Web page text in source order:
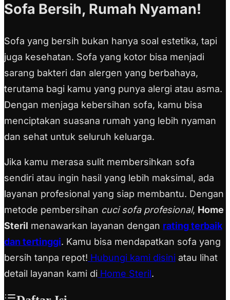
Sofa Bersih, Rumah Nyaman!
Sofa yang bersih bukan hanya soal estetika, tapi
juga kesehatan. Sofa yang kotor bisa menjadi
sarang bakteri dan alergen yang berbahaya,
terutama bagi kamu yang punya alergi atau asma.
Dengan menjaga kebersihan sofa, kamu bisa
menciptakan suasana rumah yang lebih nyaman
dan sehat untuk seluruh keluarga.
Jika kamu merasa sulit membersihkan sofa
sendiri atau ingin hasil yang lebih maksimal, ada
layanan profesional yang siap membantu. Dengan
metode pembersihan cuci sofa profesional, Home
Steril menawarkan layanan dengan rating terbaik
dan tertinggi. Kamu bisa mendapatkan sofa yang
bersih tanpa repot! Hubungi kami disini atau lihat
detail layanan kami di Home Steril.